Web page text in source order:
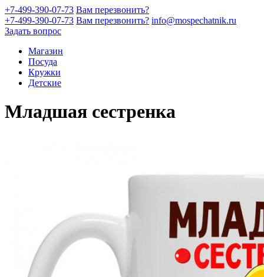
+7-499-390-07-73 Вам перезвонить?
+7-499-390-07-73 Вам перезвонить? info@mospechatnik.ru
Задать вопрос
Магазин
Посуда
Кружки
Детские
Младшая сестренка